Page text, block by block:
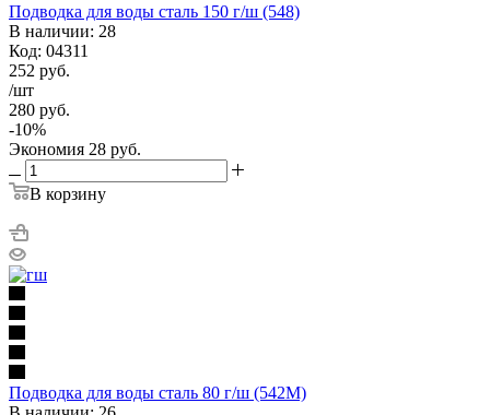
Подводка для воды сталь 150 г/ш (548)
В наличии: 28
Код: 04311
252 руб.
/шт
280 руб.
-10%
Экономия 28 руб.
В корзину
Подводка для воды сталь 80 г/ш (542М)